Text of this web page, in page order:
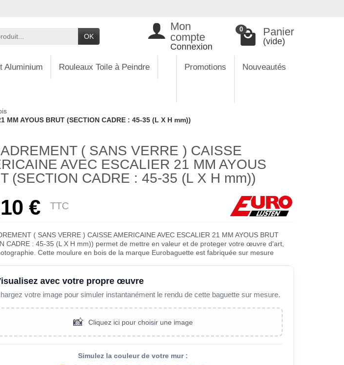
OK
Mon
compte
Connexion
0 Panier
(vide)
Aluminium Rouleaux Toile à Peindre Promotions Nouveautés
MM AYOUS BRUT (SECTION CADRE : 45-35 (L X H mm))
( SANS VERRE ) CAISSE
AVEC ESCALIER 21 MM AYOUS
(SECTION CADRE : 45-35 (L X H mm))
€ TTC
( SANS VERRE ) CAISSE AMERICAINE AVEC ESCALIER 21 MM AYOUS BRUT
CADRE : 45-35 (L X H mm)) permet de mettre en valeur et de proteger votre œuvre d'art,
Cette moulure en bois de la marque Eurobaguette est fabriquée sur mesure
avec votre propre œuvre
votre image pour simuler instantanément le rendu de cette baguette sur mesure.
📸 Cliquez ici pour choisir une image
Simulez la couleur de votre mur :